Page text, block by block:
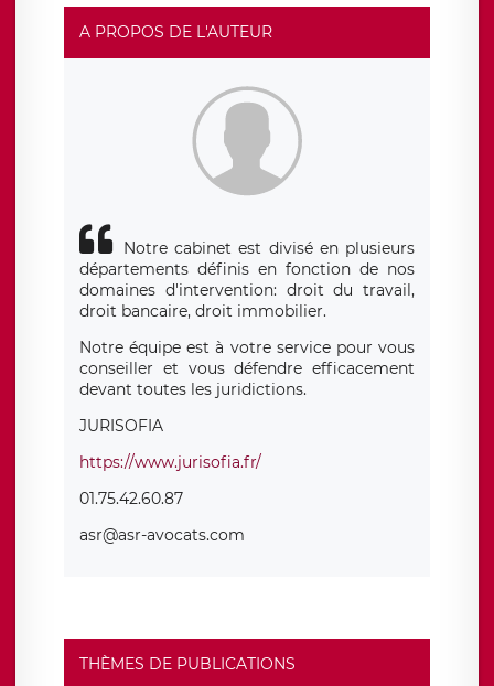
rue Léopold Sédar Senghor, joignable à l’adresse mail :
responsabledetraitement@legavox.fr. Vous avez
également le droit d’introduire une réclamation auprès
d’une autorité de contrôle.
A PROPOS DE L'AUTEUR
Notre cabinet est divisé en plusieurs
départements définis en fonction de nos
domaines d'intervention: droit du travail,
droit bancaire, droit immobilier.
Notre équipe est à votre service pour vous
conseiller et vous défendre efficacement
devant toutes les juridictions.
JURISOFIA
https://www.jurisofia.fr/
01.75.42.60.87
asr@asr-avocats.com
THÈMES DE PUBLICATIONS